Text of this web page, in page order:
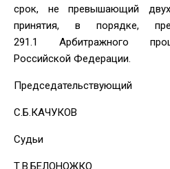
срок, не превышающий
принятия, в порядке,
291.1 Арбитражного
Российской Федерации.
Председательствующий
С.Б.КАЧУКОВ
Судьи
Т.В.БЕЛОНОЖКО